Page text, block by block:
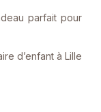
parfait pour
d’enfant à Lille